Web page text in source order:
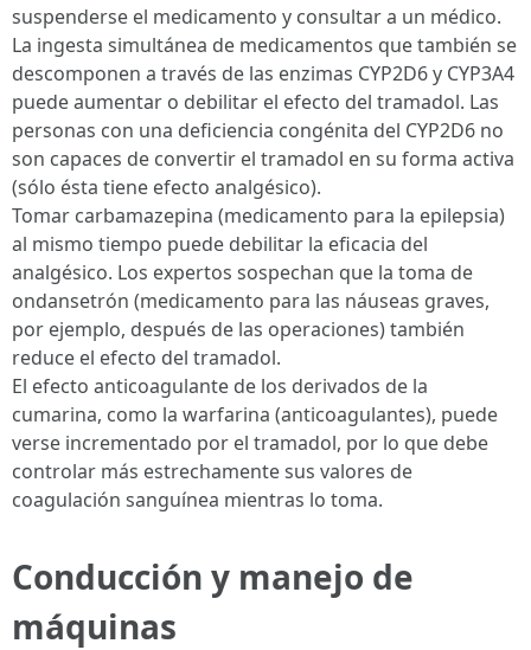
suspenderse el medicamento y consultar a un médico.
La ingesta simultánea de medicamentos que también se
descomponen a través de las enzimas CYP2D6 y CYP3A4
puede aumentar o debilitar el efecto del tramadol. Las
personas con una deficiencia congénita del CYP2D6 no
son capaces de convertir el tramadol en su forma activa
(sólo ésta tiene efecto analgésico).
Tomar carbamazepina (medicamento para la epilepsia)
al mismo tiempo puede debilitar la eficacia del
analgésico. Los expertos sospechan que la toma de
ondansetrón (medicamento para las náuseas graves,
por ejemplo, después de las operaciones) también
reduce el efecto del tramadol.
El efecto anticoagulante de los derivados de la
cumarina, como la warfarina (anticoagulantes), puede
verse incrementado por el tramadol, por lo que debe
controlar más estrechamente sus valores de
coagulación sanguínea mientras lo toma.
Conducción y manejo de
máquinas